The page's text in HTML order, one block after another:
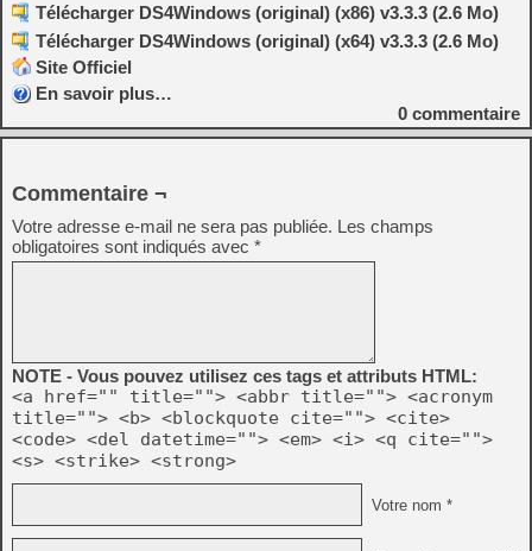
Télécharger DS4Windows (original) (x86) v3.3.3 (2.6 Mo)
Télécharger DS4Windows (original) (x64) v3.3.3 (2.6 Mo)
Site Officiel
En savoir plus…
0 commentaire
Commentaire ¬
Votre adresse e-mail ne sera pas publiée. Les champs
obligatoires sont indiqués avec *
NOTE - Vous pouvez utilisez ces tags et attributs HTML:
<a href="" title=""> <abbr title=""> <acronym
title=""> <b> <blockquote cite=""> <cite>
<code> <del datetime=""> <em> <i> <q cite="">
<s> <strike> <strong>
Votre nom *